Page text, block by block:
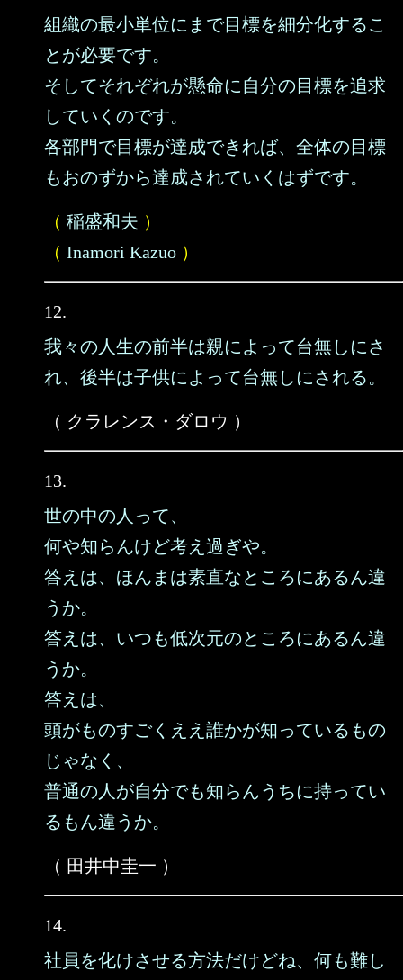
組織の最小単位にまで目標を細分化するこ
とが必要です。
そしてそれぞれが懸命に自分の目標を追求
していくのです。
各部門で目標が達成できれば、全体の目標
もおのずから達成されていくはずです。
（ 稲盛和夫 ）
（ Inamori Kazuo ）
12.
我々の人生の前半は親によって台無しにさ
れ、後半は子供によって台無しにされる。
（ クラレンス・ダロウ ）
13.
世の中の人って、
何や知らんけど考え過ぎや。
答えは、ほんまは素直なところにあるん違
うか。
答えは、いつも低次元のところにあるん違
うか。
答えは、
頭がものすごくええ誰かが知っているもの
じゃなく、
普通の人が自分でも知らんうちに持ってい
るもん違うか。
（ 田井中圭一 ）
14.
社員を化けさせる方法だけどね、何も難し